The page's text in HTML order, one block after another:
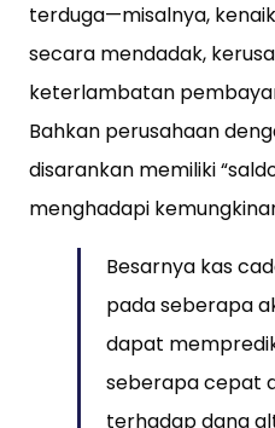
terduga—misalnya,
secara mendadak,
keterlambatan
Bahkan perusahaan
disarankan memiliki
menghadapi
Besarnya kas
pada seberapa
dapat
seberapa cepat
terhadap dana